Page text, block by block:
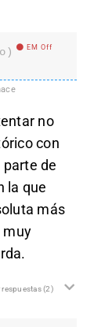
EM Off
no
con
de
la que
más
muy
respuestas(2)